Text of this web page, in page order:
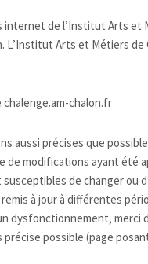
de l’Institut Arts et
L’Institut Arts et Métiers
chalon.fr
aussi précises que
modifications ayant été
de changer ou
à jour à différentes
dysfonctionnement, merci
précise possible (page